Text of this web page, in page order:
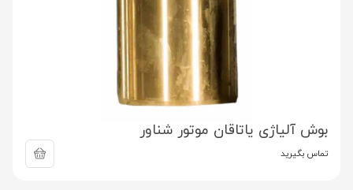
بوش آلیاژی یاتاقان موتور شناور
تماس بگیرید